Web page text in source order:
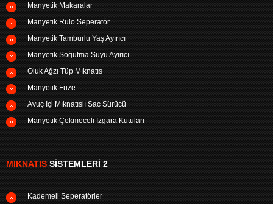
Manyetik Makaralar
Manyetik Rulo Seperatör
Manyetik Tamburlu Yaş Ayırıcı
Manyetik Soğutma Suyu Ayırıcı
Oluk Ağzı Tüp Mıknatıs
Manyetik Füze
Avuç İçi Mıknatıslı Sac Sürücü
Manyetik Çekmeceli Izgara Kutuları
MIKNATISSISTEMLERI 2
Kademeli Seperatörler